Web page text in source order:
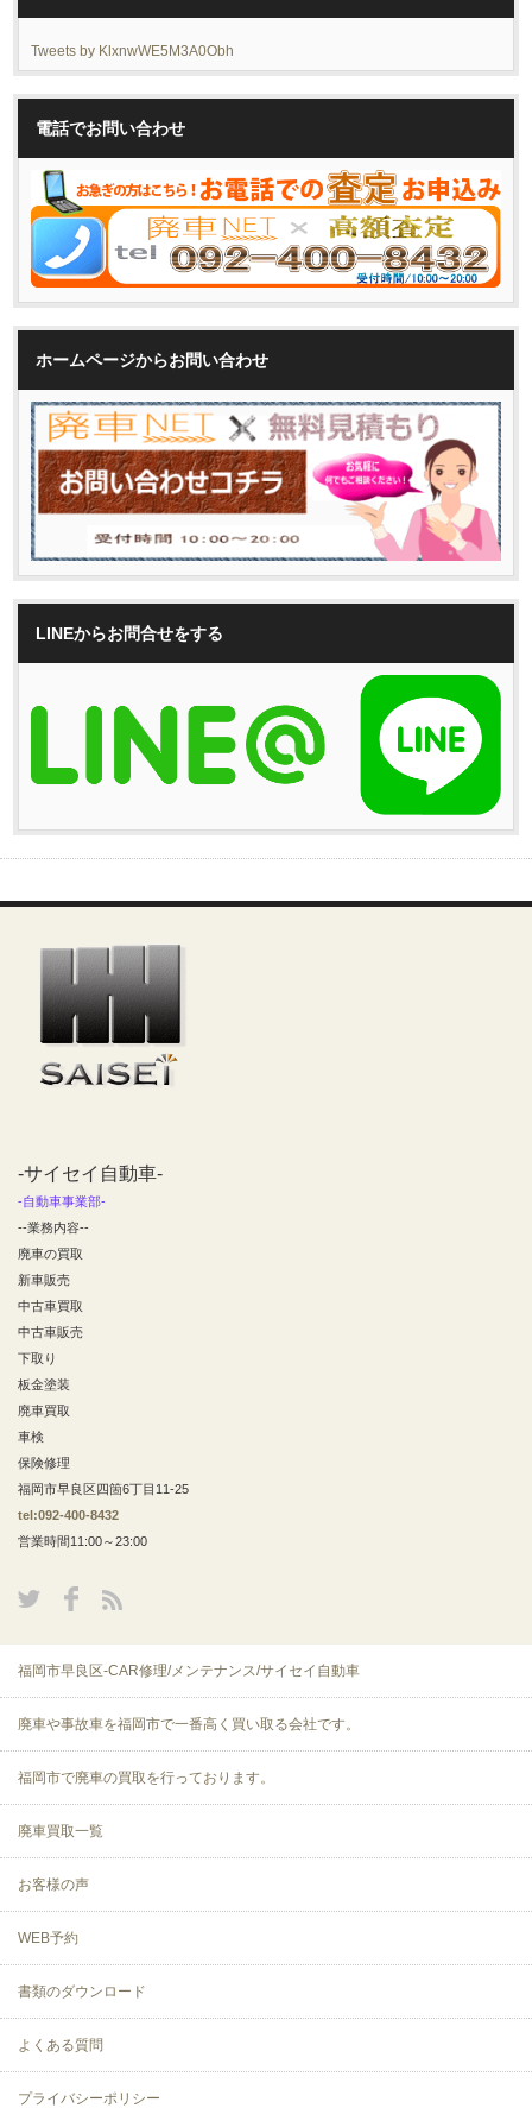
Tweets by KlxnwWE5M3A0Obh
電話でお問い合わせ
ホームページからお問い合わせ
LINEからお問合せをする
-サイセイ自動車-
-自動車事業部-
--業務内容--
廃車の買取
新車販売
中古車買取
中古車販売
下取り
板金塗装
廃車買取
車検
保険修理
福岡市早良区四箇6丁目11-25
tel:092-400-8432
営業時間11:00～23:00
福岡市早良区-CAR修理/メンテナンス/サイセイ自動車
廃車や事故車を福岡市で一番高く買い取る会社です。
福岡市で廃車の買取を行っております。
廃車買取一覧
お客様の声
WEB予約
書類のダウンロード
よくある質問
プライバシーポリシー